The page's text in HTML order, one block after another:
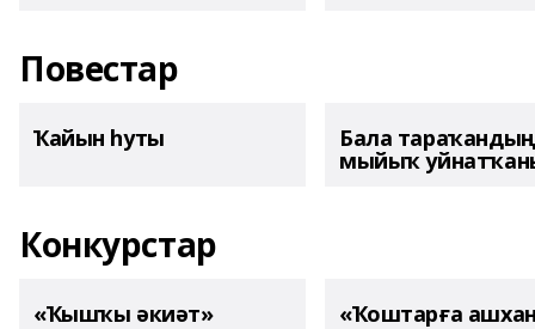
Повестар
Ҡайын һуты Бала тараҡандың
мыйыҡ
Конкурстар
«Ҡышҡы әкиәт» «Ҡоштарға